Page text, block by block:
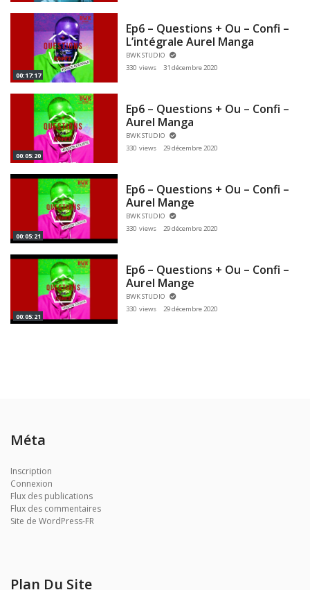
00:17:17
Ep6 – Questions + Ou – Confi –
L’intégrale Aurel Manga
BWK STUDIO
330 views
31 décembre 2020
00:05:20
Ep6 – Questions + Ou – Confi –
Aurel Manga
BWK STUDIO
330 views
29 décembre 2020
00:05:21
Ep6 – Questions + Ou – Confi –
Aurel Mange
BWK STUDIO
330 views
29 décembre 2020
00:05:21
Ep6 – Questions + Ou – Confi –
Aurel Mange
BWK STUDIO
330 views
29 décembre 2020
Méta
Inscription
Connexion
Flux des publications
Flux des commentaires
Site de WordPress-FR
Plan Du Site